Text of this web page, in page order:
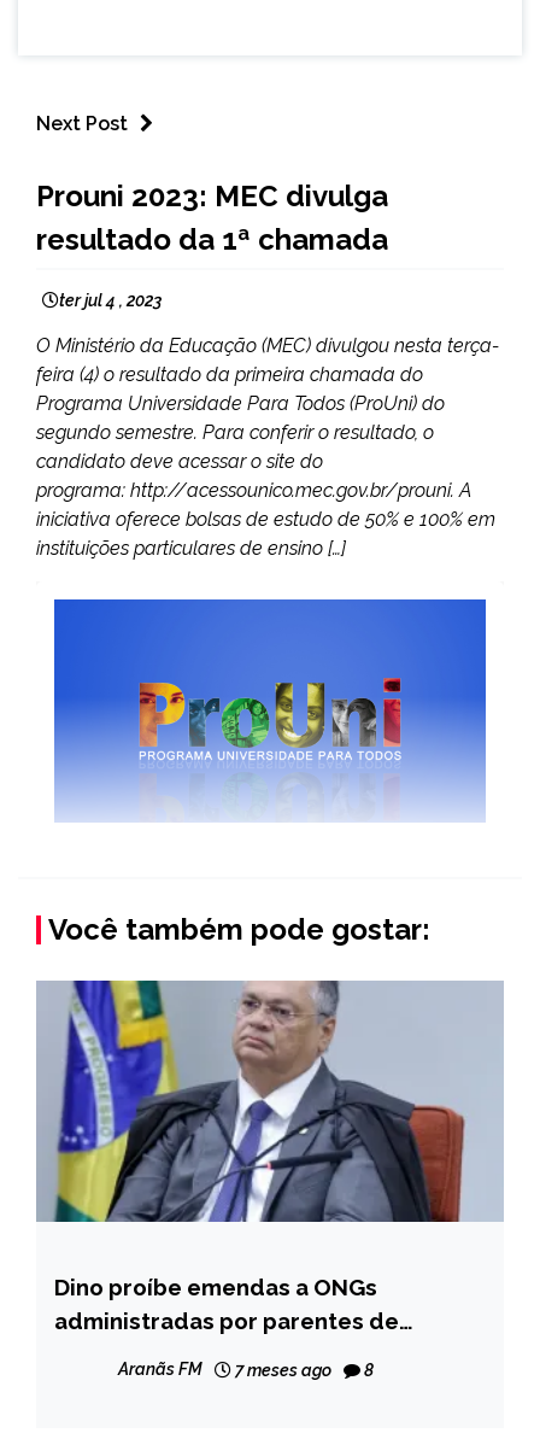
Next Post
CAPELINHA
MINAS
NOTÍCIAS
Prouni 2023: MEC divulga
resultado da 1ª chamada
ter jul 4 , 2023
O Ministério da Educação (MEC) divulgou nesta terça-
feira (4) o resultado da primeira chamada do
Programa Universidade Para Todos (ProUni) do
segundo semestre. Para conferir o resultado, o
candidato deve acessar o site do
programa: http://acessounico.mec.gov.br/prouni. A
iniciativa oferece bolsas de estudo de 50% e 100% em
instituições particulares de ensino […]
Você também pode gostar:
BRASIL
NOTÍCIAS
Dino proíbe emendas a ONGs
administradas por parentes de
Aranãs FM 7 meses ago 8